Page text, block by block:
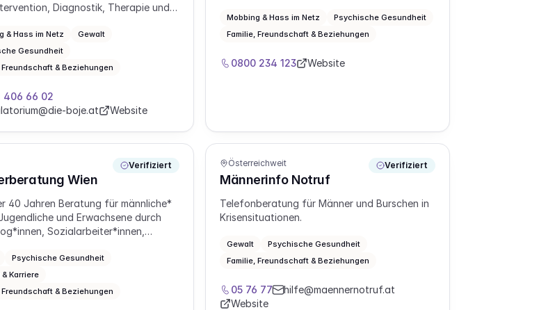
Diagnostik, Therapie und
& Hass im Netz
Gewalt
Gesundheit
Freundschaft & Beziehungen
406 66 02
boje.at
Website
Mobbing & Hass im Netz
Psychische Gesundheit
Familie, Freundschaft & Beziehungen
0800 234 123 Website
Wien
Verifiziert
40 Jahren Beratung für männliche*
und Erwachsene durch
Sozialarbeiter*innen,
Psychische Gesundheit
Karriere
Freundschaft & Beziehungen
Österreichweit
Männerinfo Notruf
Verifiziert
Telefonberatung für Männer und Burschen in
Krisensituationen.
Gewalt
Psychische Gesundheit
Familie, Freundschaft & Beziehungen
05 76 77
hilfe@maennernotruf.at
Website